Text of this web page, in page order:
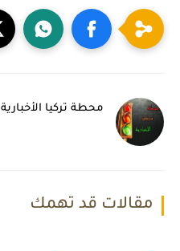
محطة تركيا الأخبارية
مقالات قد تهمك